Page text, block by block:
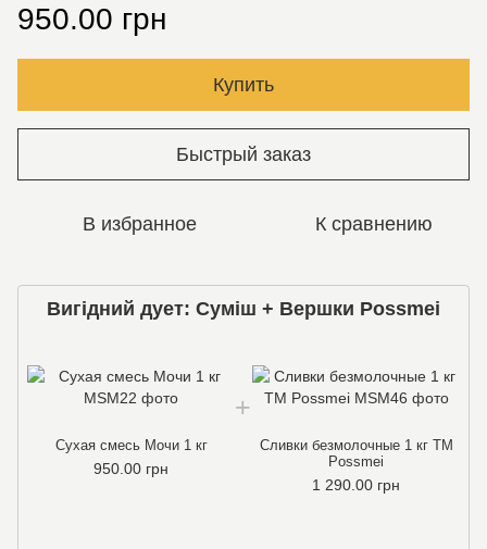
950.00 грн
Купить
Быстрый заказ
В избранное К сравнению
Вигідний дует: Суміш + Вершки Possmei
Сухая смесь Мочи 1 кг
950.00 грн
Сливки безмолочные 1 кг TM
Possmei
1 290.00 грн